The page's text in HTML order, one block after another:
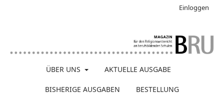
ÜBER UNS AKTUELLE AUSGABE
BISHERIGE AUSGABEN BESTELLUNG
Einloggen